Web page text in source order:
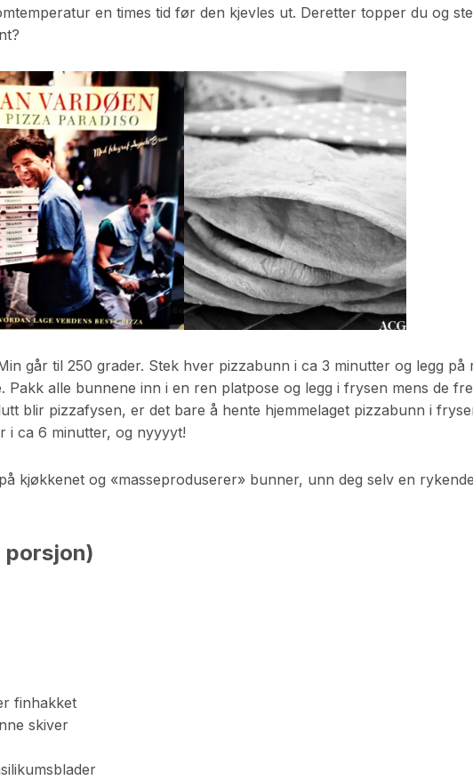
en times tid før den kjevles ut. Deretter topper du og
går til 250 grader. Stek hver pizzabunn i ca 3 minutter og legg på
Pakk alle bunnene inn i en ren platpose og legg i frysen mens de
blir pizzafysen, er det bare å hente hjemmelaget pizzabunn i
i ca 6 minutter, og nyyyyt!
kjøkkenet og «masseproduserer» bunner, unn deg selv en
porsjon)
finhakket
skiver